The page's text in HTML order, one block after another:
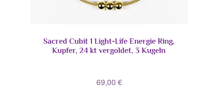
Sacred Cubit 1 Light-Life Energie Ring,
Kupfer, 24 kt vergoldet, 3 Kugeln
69,00 €